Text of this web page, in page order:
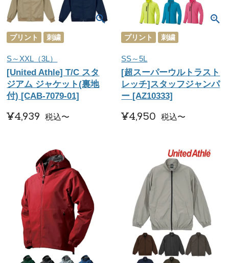
プリント 刺繍
S～XXL（3L）
[United Athle] T/C スタ
ジアム ジャケット(裏地
付) [CAB-7079-01]
¥4,939 税込〜
プリント 刺繍
SS～5L
[超スーパーウルトラスト
レッチ]スタッフジャンパ
ー [AZ10333]
¥4,950 税込〜